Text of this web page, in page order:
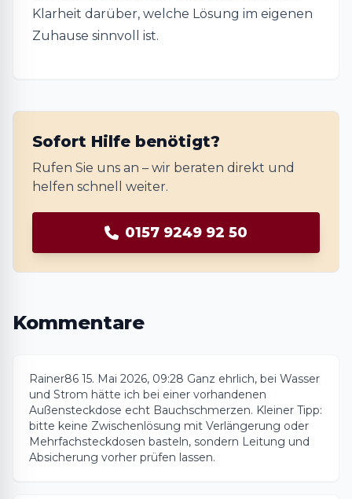
Klarheit darüber, welche Lösung im eigenen
Zuhause sinnvoll ist.
Sofort Hilfe benötigt?
Rufen Sie uns an – wir beraten direkt und
helfen schnell weiter.
0157 9249 92 50
Kommentare
Rainer86 15. Mai 2026, 09:28 Ganz ehrlich, bei Wasser
und Strom hätte ich bei einer vorhandenen
Außensteckdose echt Bauchschmerzen. Kleiner Tipp:
bitte keine Zwischenlösung mit Verlängerung oder
Mehrfachsteckdosen basteln, sondern Leitung und
Absicherung vorher prüfen lassen.